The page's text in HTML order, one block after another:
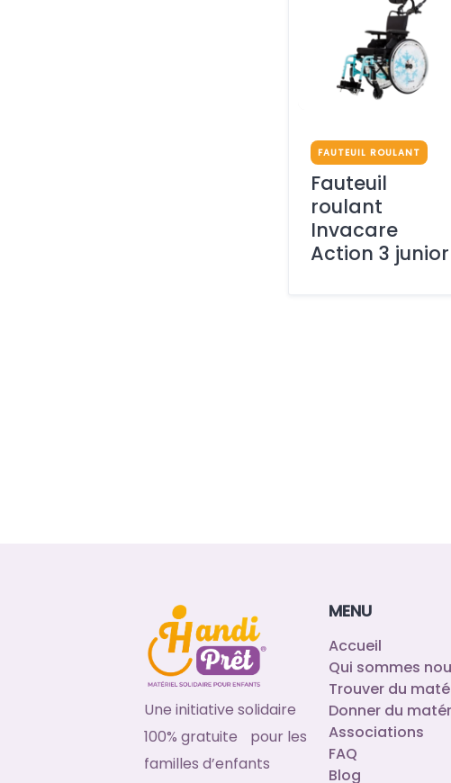
FAUTEUIL ROULANT
Fauteuil
roulant
Invacare
Action 3 junior
Une initiative solidaire
100% gratuite pour les
familles d’enfants
MENU
Accueil
Qui sommes
Trouver du
Donner du
Associations
FAQ
Blog